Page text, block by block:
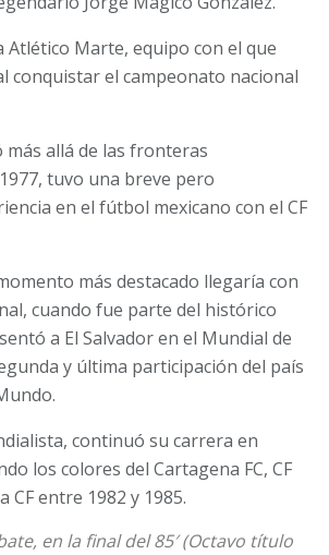
Atlético Marte, equipo con el que
conquistar el campeonato nacional
allá de las fronteras
tuvo una breve pero
en el fútbol mexicano con el CF
más destacado llegaría con
cuando fue parte del histórico
a El Salvador en el Mundial de
y última participación del país
continuó su carrera en
los colores del Cartagena FC, CF
CF entre 1982 y 1985.
en la final del 85′ (Octavo título